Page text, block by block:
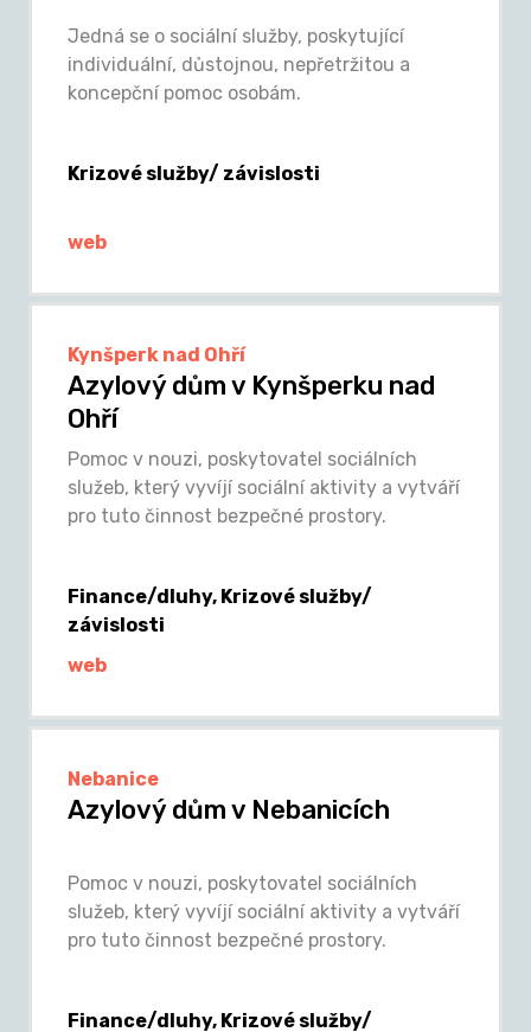
Jedná se o sociální služby, poskytující
individuální, důstojnou, nepřetržitou a
koncepční pomoc osobám.
Krizové služby/ závislosti
web
Kynšperk nad Ohří
Azylový dům v Kynšperku nad
Ohří
Pomoc v nouzi, poskytovatel sociálních
služeb, který vyvíjí sociální aktivity a vytváří
pro tuto činnost bezpečné prostory.
Finance/dluhy, Krizové služby/
závislosti
web
Nebanice
Azylový dům v Nebanicích
Pomoc v nouzi, poskytovatel sociálních
služeb, který vyvíjí sociální aktivity a vytváří
pro tuto činnost bezpečné prostory.
Finance/dluhy, Krizové služby/